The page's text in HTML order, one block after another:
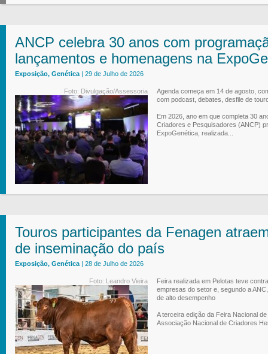
ANCP celebra 30 anos com
lançamentos e homenagens na
Exposição, Genética | 29 de Julho de 2026
Foto: Divulgação/Assessoria
Agenda começa em 14 de agosto,
com podcast, debates, desfile de
Em 2026, ano em que completa 30
Criadores e Pesquisadores (ANCP)
ExpoGenética, realizada...
Touros participantes da Fenagen
de inseminação do país
Exposição, Genética | 28 de Julho de 2026
Foto: Leandro Vieira
Feira realizada em Pelotas teve
empresas do setor e, segundo a
de alto desempenho
A terceira edição da Feira Nacional
Associação Nacional de Criadores